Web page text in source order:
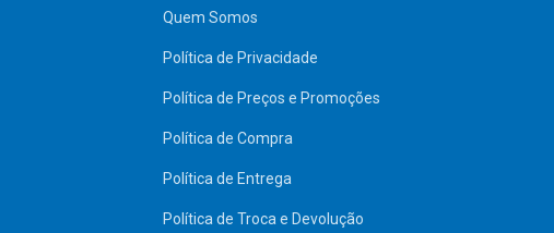
Quem Somos
Política de Privacidade
Política de Preços e Promoções
Política de Compra
Política de Entrega
Política de Troca e Devolução